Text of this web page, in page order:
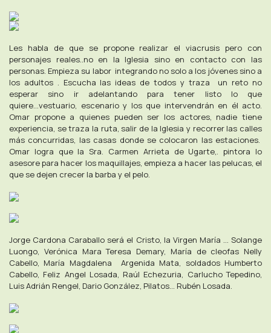
Les habla de que se propone realizar el viacrusis pero con
personajes reales..no en la Iglesia sino en contacto con las
personas. Empieza su labor integrando no solo a los jóvenes sino a
los adultos . Escucha las ideas de todos y traza un reto no
esperar sino ir adelantando para tener listo lo que
quiere...vestuario, escenario y los que intervendrán en él acto.
Omar propone a quienes pueden ser los actores, nadie tiene
experiencia, se traza la ruta, salir de la Iglesia y recorrer las calles
más concurridas, las casas donde se colocaron las estaciones.
Omar logra que la Sra. Carmen Arrieta de Ugarte,. pintora lo
asesore para hacer los maquillajes, empieza a hacer las pelucas, el
que se dejen crecer la barba y el pelo.
Jorge Cardona Caraballo será el Cristo, la Virgen María ... Solange
Luongo, Verónica Mara Teresa Demary, María de cleofas Nelly
Cabello, María Magdalena Argenida Mata, soldados Humberto
Cabello, Feliz Angel Losada, Raúl Echezuria, Carlucho Tepedino,
Luis Adrián Rengel, Dario González, Pilatos... Rubén Losada.